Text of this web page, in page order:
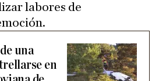
labores de
una
en